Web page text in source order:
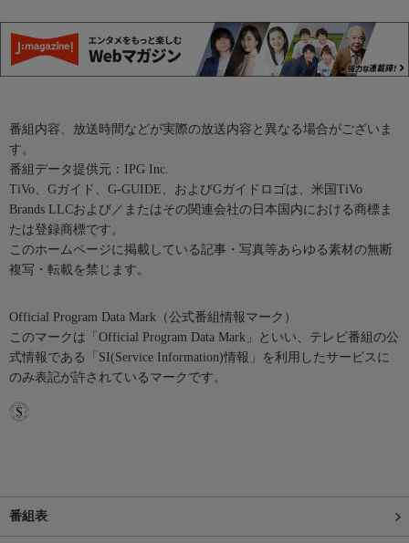
番組内容、放送時間などが実際の放送内容と異なる場合がございま
す。
番組データ提供元：IPG Inc.
TiVo、Gガイド、G-GUIDE、およびGガイドロゴは、米国TiVo
Brands LLCおよび／またはその関連会社の日本国内における商標ま
たは登録商標です。
このホームページに掲載している記事・写真等あらゆる素材の無断
複写・転載を禁じます。
Official Program Data Mark（公式番組情報マーク）
このマークは「Official Program Data Mark」といい、テレビ番組の公
式情報である「SI(Service Information)情報」を利用したサービスに
のみ表記が許されているマークです。
番組表